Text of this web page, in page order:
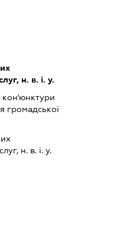
н. в. і. у.
громадської
н. в. і. у.